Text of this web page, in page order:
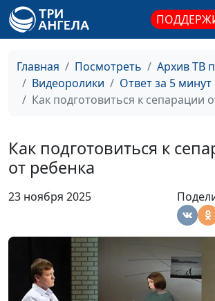
Главная Посмотреть
Архив ТВ
Видеоролики
Ответ за 5 минут
Как подготовиться к сепарации
Как подготовиться к
от ребенка
23 ноября 2025